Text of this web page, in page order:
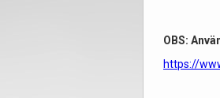
OBS:
https://